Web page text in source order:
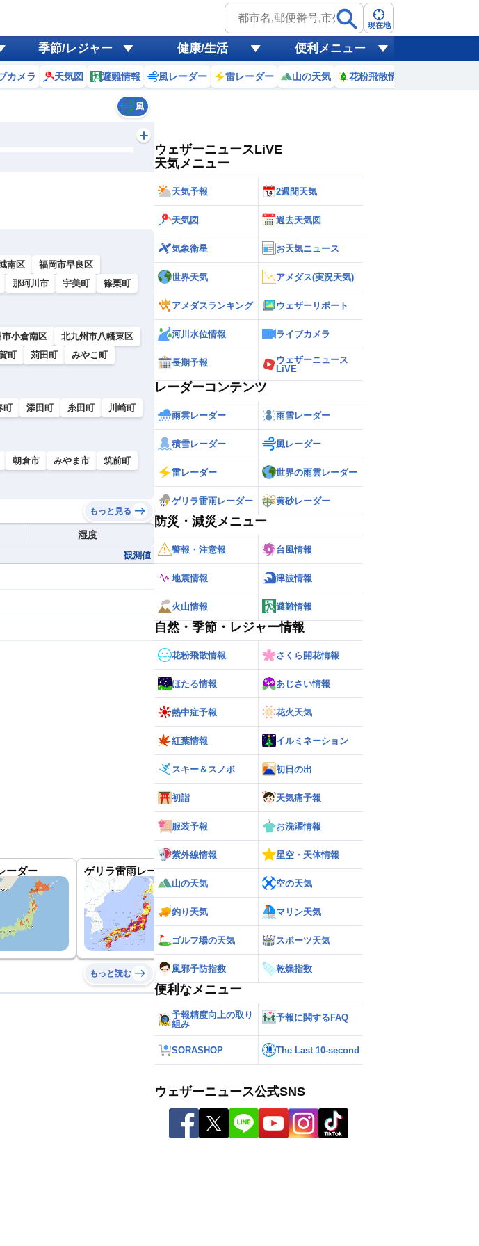
現在地
季節/レジャー 健康/生活 便利メニュー
カメラ 天気図 避難情報 風レーダー 雷レーダー 山の天気 花粉飛散情報
風
風
黄砂
天気 台風
南区
福岡市早良区
那珂川市 宇美町
篠栗町
市小倉南区
北九州市八幡東区
町 苅田町
みやこ町
町 添田町 糸田町
川崎町
朝倉市 みやま市
筑前町
もっと見る
湿度
観測値
ーダー ゲリラ雷雨レーダー 世界の雨雲レーダー
もっと読む
ウェザーニュースLiVE
天気メニュー
天気予報 2週間天気
天気図 過去天気図
気象衛星 お天気ニュース
世界天気 アメダス(実況天気)
アメダスランキング ウェザーリポート
河川水位情報 ライブカメラ
長期予報
ウェザーニュース
LiVE
レーダーコンテンツ
雨雲レーダー 雨雪レーダー
積雪レーダー 風レーダー
雷レーダー 世界の雨雲レーダー
ゲリラ雷雨レーダー 黄砂レーダー
防災・減災メニュー
警報・注意報 台風情報
地震情報 津波情報
火山情報 避難情報
自然・季節・レジャー情報
花粉飛散情報 さくら開花情報
ほたる情報 あじさい情報
熱中症予報 花火天気
紅葉情報 イルミネーション
スキー＆スノボ 初日の出
初詣 天気痛予報
服装予報 お洗濯情報
紫外線情報 星空・天体情報
山の天気 空の天気
釣り天気 マリン天気
ゴルフ場の天気 スポーツ天気
風邪予防指数 乾燥指数
便利なメニュー
予報精度向上の取り
組み
予報に関するFAQ
SORASHOP The Last 10-second
ウェザーニュース公式SNS